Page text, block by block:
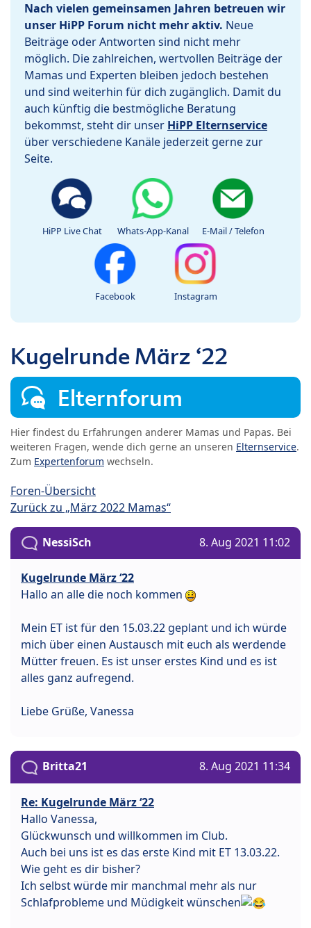
Nach vielen gemeinsamen Jahren betreuen wir
unser HiPP Forum nicht mehr aktiv. Neue
Beiträge oder Antworten sind nicht mehr
möglich. Die zahlreichen, wertvollen Beiträge der
Mamas und Experten bleiben jedoch bestehen
und sind weiterhin für dich zugänglich. Damit du
auch künftig die bestmögliche Beratung
bekommst, steht dir unser HiPP Elternservice
über verschiedene Kanäle jederzeit gerne zur
Seite.
HiPP Live Chat Whats-App-Kanal E-Mail / Telefon
Facebook Instagram
Kugelrunde März ‘22
Elternforum
Hier findest du Erfahrungen anderer Mamas und Papas. Bei
weiteren Fragen, wende dich gerne an unseren Elternservice.
Zum Expertenforum wechseln.
Foren-Übersicht
Zurück zu „März 2022 Mamas“
NessiSch 8. Aug 2021 11:02
Kugelrunde März ‘22
Hallo an alle die noch kommen
Mein ET ist für den 15.03.22 geplant und ich würde
mich über einen Austausch mit euch als werdende
Mütter freuen. Es ist unser erstes Kind und es ist
alles ganz aufregend.
Liebe Grüße, Vanessa
Britta21 8. Aug 2021 11:34
Re: Kugelrunde März ‘22
Hallo Vanessa,
Glückwunsch und willkommen im Club.
Auch bei uns ist es das erste Kind mit ET 13.03.22.
Wie geht es dir bisher?
Ich selbst würde mir manchmal mehr als nur
Schlafprobleme und Müdigkeit wünschen